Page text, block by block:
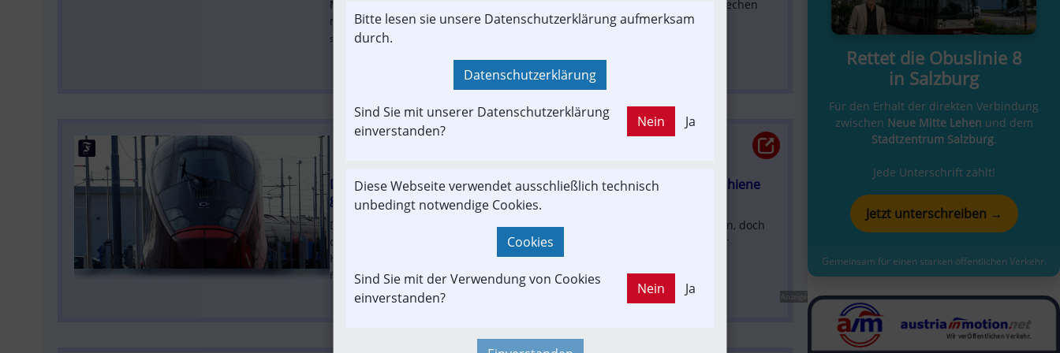
SOLD OUT
Mit Italo und Flixtrain drängen zwei neue Firmen auf den Markt. Sie versprechen
mehr Wettbewerb - und dass alles besser wird. Stimmt das?
sueddeutsche.de
Deutsche Bahn blockiert Italo: Warum mehr Wettbewerb auf die Schiene
gehört
Der private italienische Zugbetreiber Italo will auf deutschen Gleisen fahren, doch
die DB erklärt die Trassen als belegt. Dabei müsste die Devise gelten: mehr
Konkurrenz wagen.
faz.net
Rettet die Obuslinie 8
in Salzburg
Für den Erhalt der direkten Verbindung
zwischen Neue Mitte Lehen und dem
Stadtzentrum Salzburg.
Jede Unterschrift zählt!
Jetzt unterschreiben →
Gemeinsam für einen starken öffentlichen Verkehr.
Anzeige
Bitte lesen sie unsere Datenschutzerklärung aufmerksam
durch.
Datenschutzerklärung
Sind Sie mit unserer Datenschutzerklärung
einverstanden?
Nein Ja
Diese Webseite verwendet ausschließlich technisch
unbedingt notwendige Cookies.
Cookies
Sind Sie mit der Verwendung von Cookies
einverstanden?
Nein Ja